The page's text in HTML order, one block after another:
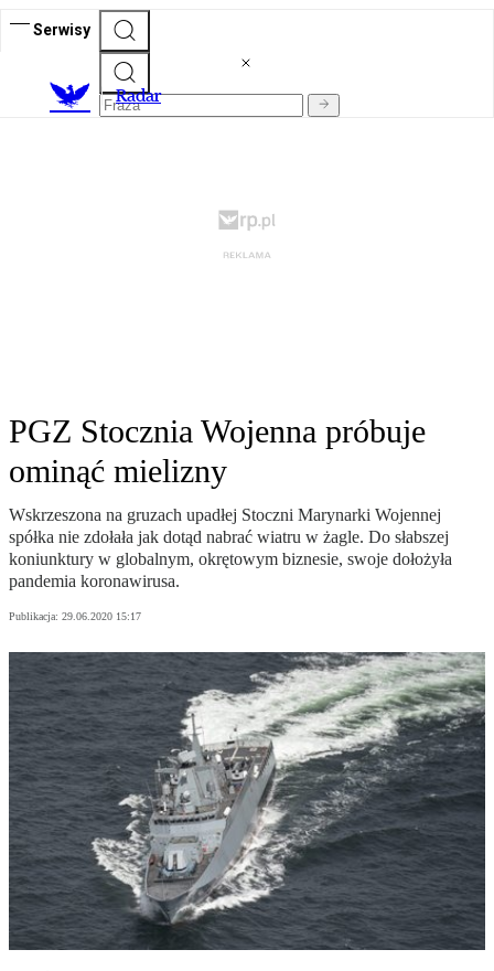
Serwisy
Radar
PGZ Stocznia Wojenna próbuje
ominąć mielizny
Wskrzeszona na gruzach upadłej Stoczni Marynarki Wojennej
spółka nie zdołała jak dotąd nabrać wiatru w żagle. Do słabszej
koniunktury w globalnym, okrętowym biznesie, swoje dołożyła
pandemia koronawirusa.
Publikacja: 29.06.2020 15:17